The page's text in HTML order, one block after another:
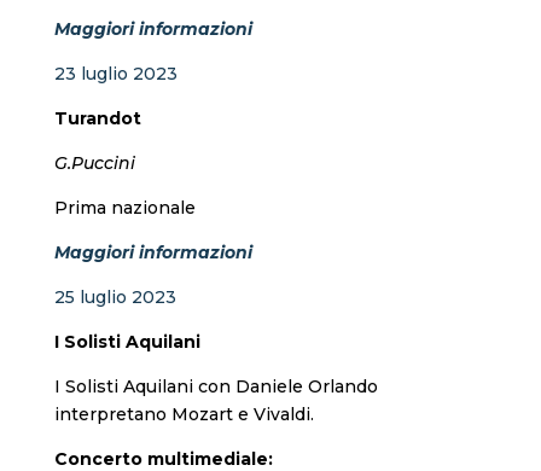
Maggiori informazioni
23 luglio 2023
Turandot
G.Puccini
Prima nazionale
Maggiori informazioni
25 luglio 2023
I Solisti Aquilani
I Solisti Aquilani con Daniele Orlando
interpretano Mozart e Vivaldi.
Concerto multimediale: